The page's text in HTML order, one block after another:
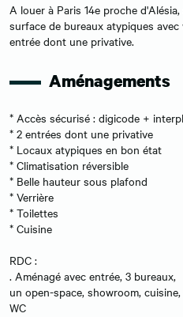
A louer à Paris 14e proche
surface de bureaux atypiques
entrée dont une privative.
Aménagements
* Accès sécurisé : digicode +
* 2 entrées dont une privative
* Locaux atypiques en bon état
* Climatisation réversible
* Belle hauteur sous plafond
* Verrière
* Toilettes
* Cuisine
RDC :
. Aménagé avec entrée, 3 bureaux,
un open-space, showroom, cuisine,
WC